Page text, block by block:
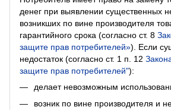
денег при выявлении существенных
возникших по вине производителя
гарантийного срока (согласно ст. 8
защите прав потребителей»). Если
недостаток (согласно ст. 1 п. 12
защите прав потребителей"):
делает невозможным
возник по вине производителя и